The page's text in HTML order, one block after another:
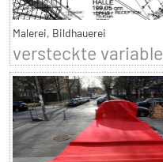
Malerei, Bildhauerei
versteckte variable